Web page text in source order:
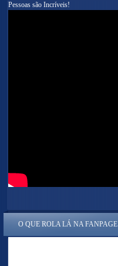
Pessoas são Incríveis!
O QUE ROLA LÁ NA FANPAGE